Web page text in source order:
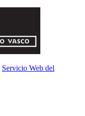
Servicio Web del